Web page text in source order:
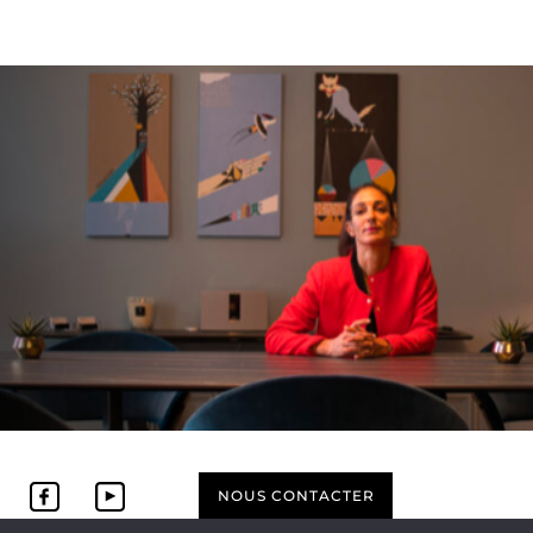
NOUS CONTACTER